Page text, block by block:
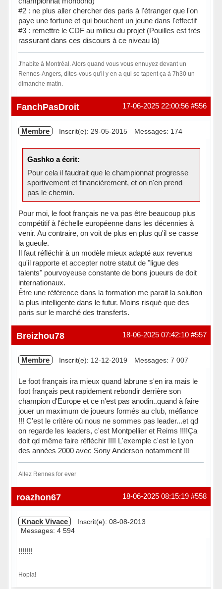
#2 : ne plus aller chercher des paris à l'étranger que l'on
paye une fortune et qui bouchent un jeune dans l'effectif
#3 : remettre le CDF au milieu du projet (Pouilles est très
rassurant dans ces discours à ce niveau là)
J'habite à Montréal. Alors quand vous vous ennuyez devant un
Rennes-Angers, dites-vous qu'il y en a qui se tapent ça à 7h30 un
dimanche matin.
Hors ligne #556
17-06-2025 22:00:56
FanchPasDroit
Membre Inscrit(e): 29-05-2015 Messages: 174
Gashko a écrit:
Pour cela il faudrait que le championnat progresse
sportivement et financièrement, et on n'en prend
pas le chemin.
Pour moi, le foot français ne va pas être beaucoup plus
compétitif à l'échelle européenne dans les décennies à
venir. Au contraire, on voit de plus en plus qu'il se casse
la gueule.
Il faut réfléchir à un modèle mieux adapté aux revenus
qu'il rapporte et accepter notre statut de "ligue des
talents" pourvoyeuse constante de bons joueurs de doit
internationaux.
Être une référence dans la formation me parait la solution
la plus intelligente dans le futur. Moins risqué que des
paris sur le marché des transferts.
Hors ligne #557
18-06-2025 07:42:10
Breizhou78
Membre Inscrit(e): 12-12-2019 Messages: 7 007
Le foot français ira mieux quand labrune s'en ira mais le
foot français peut rapidement rebondir derrière son
champion d'Europe et ce n'est pas anodin..quand à faire
jouer un maximum de joueurs formés au club, méfiance
!!! C'est le critère où nous ne sommes pas leader...et qd
on regarde les leaders, c'est Montpellier et Reims !!!!Ça
doit qd même faire réfléchir !!!! L'exemple c'est le Lyon
des années 2000 avec Sony Anderson notamment !!!
Allez Rennes for ever
Hors ligne #558
18-06-2025 08:15:19
roazhon67
Knack Vivace
Inscrit(e): 08-08-2013
Messages: 4 594
!!!!!!!
Hopla!